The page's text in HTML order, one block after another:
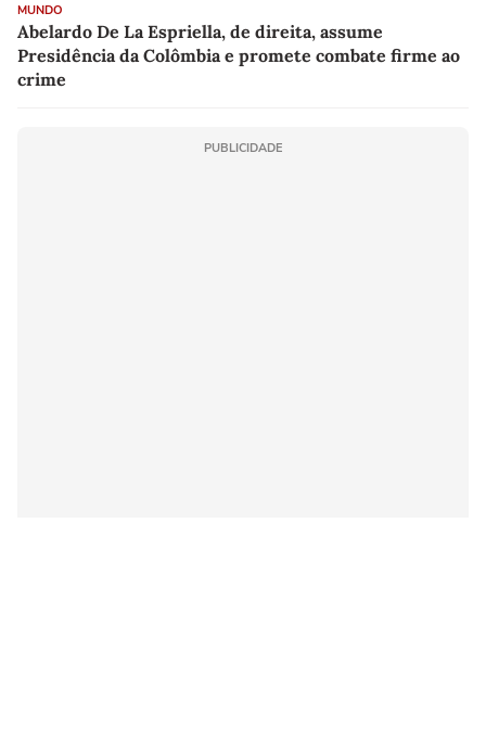
MUNDO
Abelardo De La Espriella, de direita, assume
Presidência da Colômbia e promete combate firme ao
crime
PUBLICIDADE